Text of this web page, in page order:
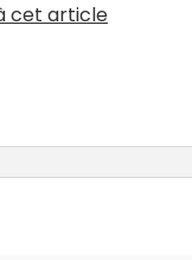
cet article